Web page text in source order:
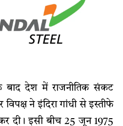
देश में राजनीतिक संकट
ने इंदिरा गांधी से इस्तीफे
दी। इसी बीच 25 जून 1975